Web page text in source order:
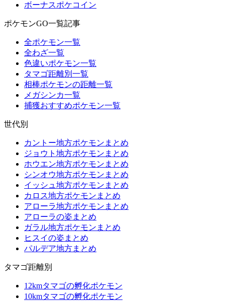
ボーナスポケコイン
ポケモンGO一覧記事
全ポケモン一覧
全わざ一覧
色違いポケモン一覧
タマゴ距離別一覧
相棒ポケモンの距離一覧
メガシンカ一覧
捕獲おすすめポケモン一覧
世代別
カントー地方ポケモンまとめ
ジョウト地方ポケモンまとめ
ホウエン地方ポケモンまとめ
シンオウ地方ポケモンまとめ
イッシュ地方ポケモンまとめ
カロス地方ポケモンまとめ
アローラ地方ポケモンまとめ
アローラの姿まとめ
ガラル地方ポケモンまとめ
ヒスイの姿まとめ
パルデア地方まとめ
タマゴ距離別
12kmタマゴの孵化ポケモン
10kmタマゴの孵化ポケモン